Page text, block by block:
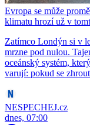
Evropa se může
klimatu hrozí už v
Zatímco Londýn si v
mrzne pod nulou.
oceánský systém,
varují: pokud se
NESPECHEJ.cz
dnes, 07:00